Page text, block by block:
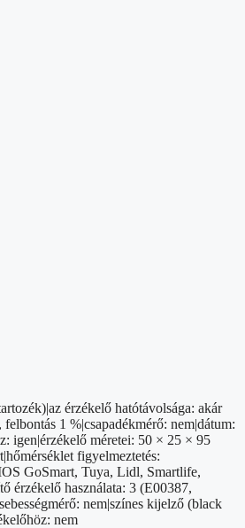
érzékelő hatótávolsága: akár
1 %|csapadékmérő: nem|dátum:
igen|érzékelő méretei: 50 × 25 × 95
figyelmeztetés:
GoSmart, Tuya, Lidl, Smartlife,
érzékelő használata: 3 (E00387,
nem|színes kijelző (black
nem